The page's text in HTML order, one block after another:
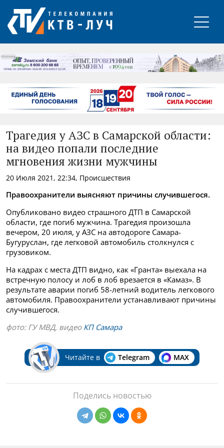
РЕКЛАМА
Трагедия у АЗС в Самарской области:
на видео попали последние
мгновения жизни мужчины
20 Июля 2021, 22:34, Происшествия
Правоохранители выясняют причины случившегося.
Опубликовано видео страшного ДТП в Самарской
области, где погиб мужчина. Трагедия произошла
вечером, 20 июля, у АЗС на автодороге Самара-
Бугуруслан, где легковой автомобиль столкнулся с
грузовиком.
На кадрах с места ДТП видно, как «Гранта» выехала на
встречную полосу и лоб в лоб врезается в «Камаз». В
результате аварии погиб 58-летний водитель легкового
автомобиля. Правоохранители устанавливают причины
случившегося.
фото: ГУ МВД, видео КП Самара
Читайте в Telegram MAX
Поделись новостью